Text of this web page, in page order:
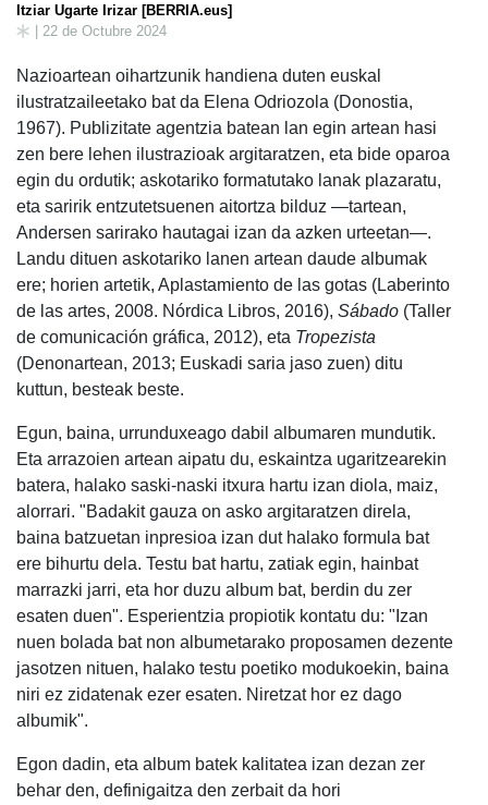
Itziar Ugarte Irizar [BERRIA.eus]
| 22 de Octubre 2024
Nazioartean oihartzunik handiena duten euskal
ilustratzaileetako bat da Elena Odriozola (Donostia,
1967). Publizitate agentzia batean lan egin artean hasi
zen bere lehen ilustrazioak argitaratzen, eta bide oparoa
egin du ordutik; askotariko formatutako lanak plazaratu,
eta saririk entzutetsuenen aitortza bilduz —tartean,
Andersen sarirako hautagai izan da azken urteetan—.
Landu dituen askotariko lanen artean daude albumak
ere; horien artetik, Aplastamiento de las gotas (Laberinto
de las artes, 2008. Nórdica Libros, 2016), Sábado (Taller
de comunicación gráfica, 2012), eta Tropezista
(Denonartean, 2013; Euskadi saria jaso zuen) ditu
kuttun, besteak beste.
Egun, baina, urrunduxeago dabil albumaren mundutik.
Eta arrazoien artean aipatu du, eskaintza ugaritzearekin
batera, halako saski-naski itxura hartu izan diola, maiz,
alorrari. "Badakit gauza on asko argitaratzen direla,
baina batzuetan inpresioa izan dut halako formula bat
ere bihurtu dela. Testu bat hartu, zatiak egin, hainbat
marrazki jarri, eta hor duzu album bat, berdin du zer
esaten duen". Esperientzia propiotik kontatu du: "Izan
nuen bolada bat non albumetarako proposamen dezente
jasotzen nituen, halako testu poetiko modukoekin, baina
niri ez zidatenak ezer esaten. Niretzat hor ez dago
albumik".
Egon dadin, eta album batek kalitatea izan dezan zer
behar den, definigaitza den zerbait da hori